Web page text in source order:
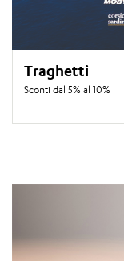
Traghetti
Sconti dal 5% al 10%